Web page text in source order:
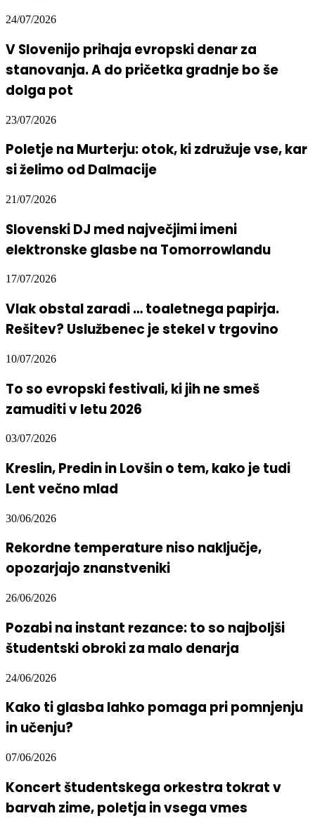
24/07/2026
V Slovenijo prihaja evropski denar za
stanovanja. A do pričetka gradnje bo še
dolga pot
23/07/2026
Poletje na Murterju: otok, ki združuje vse, kar
si želimo od Dalmacije
21/07/2026
Slovenski DJ med največjimi imeni
elektronske glasbe na Tomorrowlandu
17/07/2026
Vlak obstal zaradi … toaletnega papirja.
Rešitev? Uslužbenec je stekel v trgovino
10/07/2026
To so evropski festivali, ki jih ne smeš
zamuditi v letu 2026
03/07/2026
Kreslin, Predin in Lovšin o tem, kako je tudi
Lent večno mlad
30/06/2026
Rekordne temperature niso naključje,
opozarjajo znanstveniki
26/06/2026
Pozabi na instant rezance: to so najboljši
študentski obroki za malo denarja
24/06/2026
Kako ti glasba lahko pomaga pri pomnjenju
in učenju?
07/06/2026
Koncert študentskega orkestra tokrat v
barvah zime, poletja in vsega vmes